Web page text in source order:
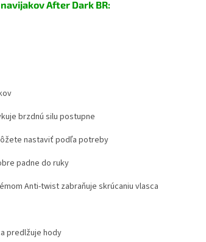
After Dark BR:
brzdnú silu postupne
nastaviť podľa potreby
padne do ruky
Anti-twist zabraňuje skrúcaniu vlasca
predlžuje hody